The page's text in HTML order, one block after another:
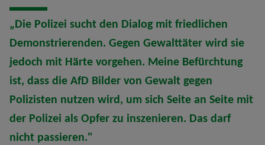
„Die Polizei sucht den Dialog mit friedlichen
Demonstrierenden. Gegen Gewalttäter wird sie
jedoch mit Härte vorgehen. Meine Befürchtung
ist, dass die AfD Bilder von Gewalt gegen
Polizisten nutzen wird, um sich Seite an Seite mit
der Polizei als Opfer zu inszenieren. Das darf
nicht passieren."